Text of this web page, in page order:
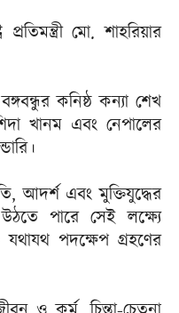
প্রতিমন্ত্রী মো. শাহরিয়ার
কনিষ্ঠ কন্যা শেখ
খানম এবং নেপালের
আদর্শ এবং মুক্তিযুদ্ধের
পারে সেই লক্ষ্যে
পদক্ষেপ গ্রহণের